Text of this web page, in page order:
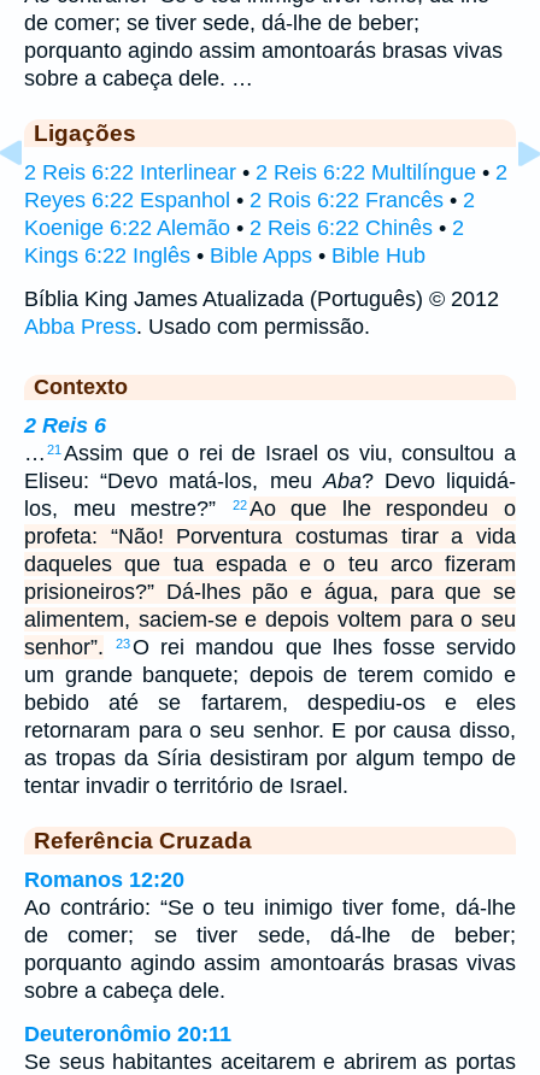
de comer; se tiver sede, dá-lhe de beber;
porquanto agindo assim amontoarás brasas vivas
sobre a cabeça dele. …
Ligações
2 Reis 6:22 Interlinear • 2 Reis 6:22 Multilíngue • 2
Reyes 6:22 Espanhol • 2 Rois 6:22 Francês • 2
Koenige 6:22 Alemão • 2 Reis 6:22 Chinês • 2
Kings 6:22 Inglês • Bible Apps • Bible Hub
Bíblia King James Atualizada (Português) © 2012
Abba Press. Usado com permissão.
Contexto
2 Reis 6
… 21 Assim que o rei de Israel os viu, consultou a
Eliseu: “Devo matá-los, meu Aba? Devo liquidá-
los, meu mestre?”
22Ao que lhe respondeu o
profeta: “Não! Porventura costumas tirar a vida
daqueles que tua espada e o teu arco fizeram
prisioneiros?” Dá-lhes pão e água, para que se
alimentem, saciem-se e depois voltem para o seu
senhor”.
23O rei mandou que lhes fosse servido
um grande banquete; depois de terem comido e
bebido até se fartarem, despediu-os e eles
retornaram para o seu senhor. E por causa disso,
as tropas da Síria desistiram por algum tempo de
tentar invadir o território de Israel.
Referência Cruzada
Romanos 12:20
Ao contrário: “Se o teu inimigo tiver fome, dá-lhe
de comer; se tiver sede, dá-lhe de beber;
porquanto agindo assim amontoarás brasas vivas
sobre a cabeça dele.
Deuteronômio 20:11
Se seus habitantes aceitarem e abrirem as portas